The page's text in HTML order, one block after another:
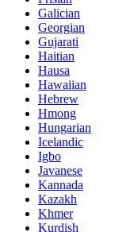
Galician
Georgian
Gujarati
Haitian
Hausa
Hawaiian
Hebrew
Hmong
Hungarian
Icelandic
Igbo
Javanese
Kannada
Kazakh
Khmer
Kurdish